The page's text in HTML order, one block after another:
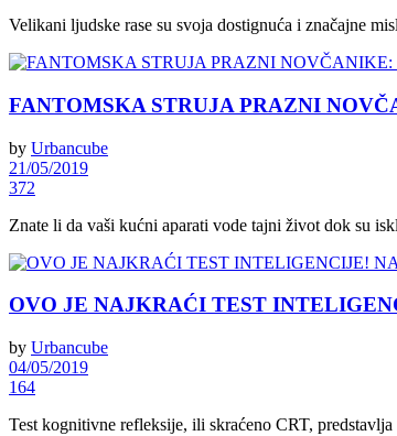
Velikani ljudske rase su svoja dostignuća i značajne
FANTOMSKA STRUJA PRAZNI
by Urbancube
21/05/2019
372
Znate li da vaši kućni aparati vode tajni život dok su
OVO JE NAJKRAĆI TEST
by Urbancube
04/05/2019
164
Test kognitivne refleksije, ili skraćeno CRT,